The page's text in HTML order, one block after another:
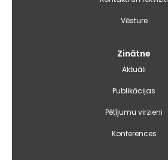
Vēsture
Zinātne
Aktuāli
Publikācijas
Pētījumu virzieni
Konferences